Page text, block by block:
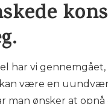
har vi
være en
man ønsker at